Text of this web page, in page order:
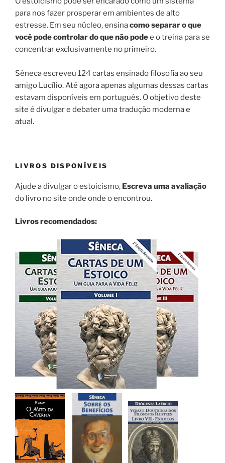
para nos fazer prosperar em ambientes de alto
estresse. Em seu núcleo, ensinacomo separar o que
você pode controlar do que não podee o treina para se
concentrar exclusivamente no primeiro.
Sêneca escreveu 124 cartas ensinado filosofia ao seu
amigo Lucílio. Até agora apenas algumas dessas cartas
estavam disponíveis em português. O objetivo deste
site é divulgar e debater uma tradução moderna e
atual.
LIVROS DISPONÍVEIS
Ajude a divulgar o estoicismo, Escreva uma avaliação
do livro no site onde onde o encontrou.
Livros recomendados: